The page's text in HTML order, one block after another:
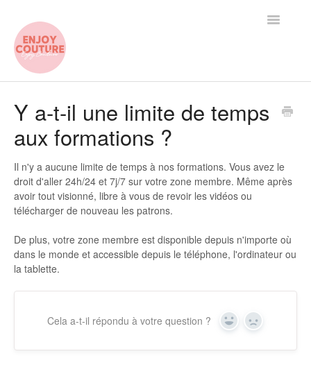
Toggle
Y a-t-il une limite de temps
aux formations ?
Il n'y a aucune limite de temps à nos formations. Vous avez le
droit d'aller 24h/24 et 7j/7 sur votre zone membre. Même après
avoir tout visionné, libre à vous de revoir les vidéos ou
télécharger de nouveau les patrons.
De plus, votre zone membre est disponible depuis n'importe où
dans le monde et accessible depuis le téléphone, l'ordinateur ou
la tablette.
Cela a-t-il répondu à votre question ? Yes No